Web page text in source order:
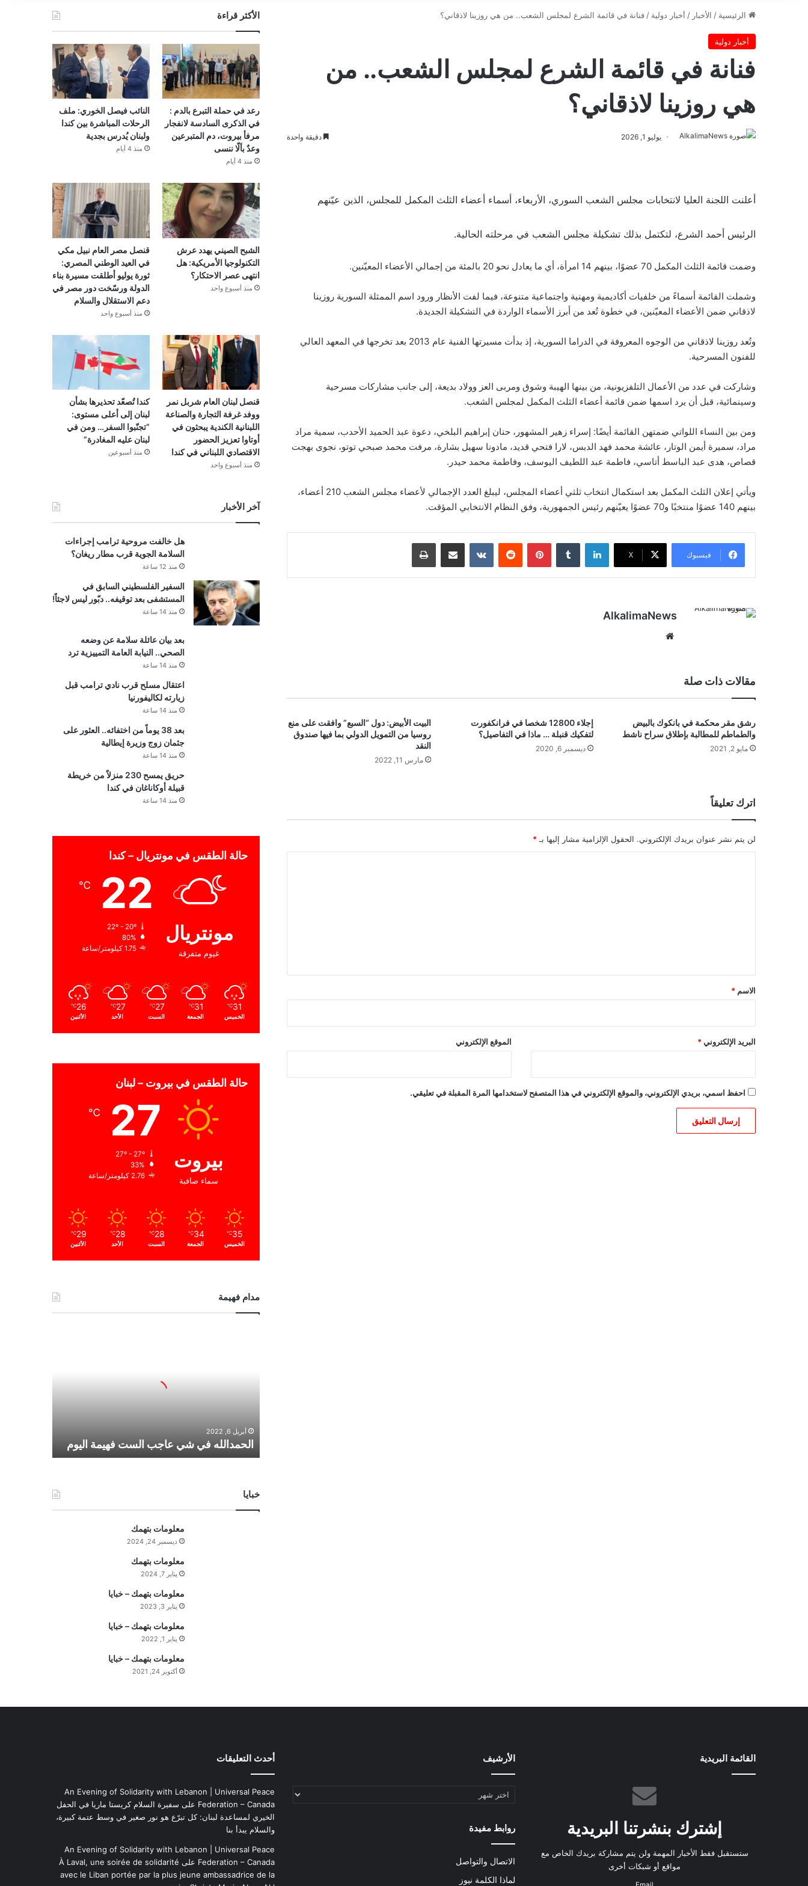
الرئيسية / الأخبار / أخبار دولية / فنانة في قائمة الشرع لمجلس الشعب.. من هي روزينا لاذقاني؟
أخبار دولية
فنانة في قائمة الشرع لمجلس الشعب.. من
هي روزينا لاذقاني؟
يوليو 1, 2026 دقيقة واحدة
أعلنت اللجنة العليا لانتخابات مجلس الشعب السوري، الأربعاء، أسماء أعضاء الثلث المكمل للمجلس، الذين عيّنهم
الرئيس أحمد الشرع، لتكتمل بذلك تشكيلة مجلس الشعب في مرحلته الحالية.
وضمت قائمة الثلث المكمل 70 عضوًا، بينهم 14 امرأة، أي ما يعادل نحو 20 بالمئة من إجمالي الأعضاء المعيّنين.
وشملت القائمة أسماءً من خلفيات أكاديمية ومهنية واجتماعية متنوعة، فيما لفت الأنظار ورود اسم الممثلة السورية روزينا
لاذقاني ضمن الأعضاء المعيّنين، في خطوة تُعد من أبرز الأسماء الواردة في التشكيلة الجديدة.
وتُعد روزينا لاذقاني من الوجوه المعروفة في الدراما السورية، إذ بدأت مسيرتها الفنية عام 2013 بعد تخرجها في المعهد العالي
للفنون المسرحية.
وشاركت في عدد من الأعمال التلفزيونية، من بينها الهيبة وشوق ومربى العز وولاد بديعة، إلى جانب مشاركات مسرحية
وسينمائية، قبل أن يرد اسمها ضمن قائمة أعضاء الثلث المكمل لمجلس الشعب.
ومن بين النساء اللواتي ضمتهن القائمة أيضًا: إسراء زهير المشهور، حنان إبراهيم البلخي، دعوة عبد الحميد الأحدب، سمية مراد
مراد، سميرة أيمن الوتار، عائشة محمد فهد الدبس، لارا فتحي قديد، مادونا سهيل بشارة، مرفت محمد صبحي توتو، نجوى بهجت
قصاص، هدى عبد الباسط أتاسي، فاطمة عبد اللطيف اليوسف، وفاطمة محمد حيدر.
ويأتي إعلان الثلث المكمل بعد استكمال انتخاب ثلثي أعضاء المجلس، ليبلغ العدد الإجمالي لأعضاء مجلس الشعب 210 أعضاء،
بينهم 140 عضوًا منتخبًا و70 عضوًا يعيّنهم رئيس الجمهورية، وفق النظام الانتخابي المؤقت.
فيسبوك ‫X
لينكدإن بينتيريست
AlkalimaNews
مقالات ذات صلة
رشق مقر محكمة في بانكوك بالبيض
والطماطم للمطالبة بإطلاق سراح ناشط
مايو 2, 2021
إجلاء 12800 شخصا في فرانكفورت
لتفكيك قنبلة … ماذا في التفاصيل؟
ديسمبر 6, 2020
البيت الأبيض: دول “السبع” وافقت على منع
روسيا من التمويل الدولي بما فيها صندوق
النقد
مارس 11, 2022
اترك تعليقاً
لن يتم نشر عنوان بريدك الإلكتروني. الحقول الإلزامية مشار إليها بـ *
*
الاسم *
البريد الإلكتروني * الموقع الإلكتروني
احفظ اسمي، بريدي الإلكتروني، والموقع الإلكتروني في هذا المتصفح لاستخدامها المرة المقبلة في تعليقي.
الأكثر قراءة
رعد في حملة التبرع بالدم :
في الذكرى السادسة لانفجار
مرفأ بيروت، دم المتبرعين
وعدٌ بألّا ننسى
منذ 4 أيام
النائب فيصل الخوري: ملف
الرحلات المباشرة بين كندا
ولبنان يُدرس بجدية
منذ 4 أيام
الشبح الصيني يهدد عرش
التكنولوجيا الأمريكية: هل
انتهى عصر الاحتكار؟
منذ أسبوع واحد
قنصل مصر العام نبيل مكي
في العيد الوطني المصري:
ثورة يوليو أطلقت مسيرة بناء
الدولة ورسّخت دور مصر في
دعم الاستقلال والسلام
منذ أسبوع واحد
قنصل لبنان العام شربل نمر
ووفد غرفة التجارة والصناعة
اللبنانية الكندية يبحثون في
أوتاوا تعزيز الحضور
الاقتصادي اللبناني في كندا
منذ أسبوع واحد
كندا تُصعّد تحذيرها بشأن
لبنان إلى أعلى مستوى:
“تجنّبوا السفر… ومن في
لبنان عليه المغادرة”
منذ أسبوعين
آخر الأخبار
هل خالفت مروحية ترامب إجراءات
السلامة الجوية قرب مطار ريغان؟
منذ 12 ساعة
السفير الفلسطيني السابق في
المستشفى بعد توقيفه.. دبّور ليس لاجئاً!
منذ 14 ساعة
بعد بيان عائلة سلامة عن وضعه
الصحي.. النيابة العامة التمييزية ترد
منذ 14 ساعة
اعتقال مسلح قرب نادي ترامب قبل
زيارته لكاليفورنيا
منذ 14 ساعة
بعد 38 يوماً من اختفائه.. العثور على
جثمان زوج وزيرة إيطالية
منذ 14 ساعة
حريق يمسح 230 منزلاً من خريطة
قبيلة أوكاناغان في كندا
منذ 14 ساعة
حالة الطقس في مونتريال – كندا
مونتريال
غيوم متفرقة
22
℃
22º - 20º
80%
1.75 كيلومتر/ساعة
31
℃
الخميس
31
℃
الجمعة
27
℃
السبت
27
℃
الأحد
26
℃
الأثنين
حالة الطقس في بيروت – لبنان
بيروت
سماء صافية
27
℃
33%
2.76 كيلومتر/ساعة
35
℃
الخميس
34
℃
الجمعة
28
℃
السبت
28
℃
الأحد
29
℃
الأثنين
مدام فهيمة
ي
ع
ا
أبريل 6, 2022
الحمدالله في شي عاجب الست فهيمة اليوم
خبايا
معلومات بتهمك
ديسمبر 24, 2024
معلومات بتهمك
يناير 7, 2024
معلومات بتهمك – خبايا
يناير 3, 2023
معلومات بتهمك – خبايا
يناير 1, 2022
معلومات بتهمك – خبايا
أكتوبر 24, 2021
القائمة البريدية
إشترك بنشرتنا البريدية
ستستقبل فقط الأخبار المهمة ولن يتم مشاركة بريدك الخاص مع
مواقع أو شبكات أخرى
الأرشيف
الأرشيف
روابط مفيدة
الاتصال والتواصل
لماذا الكلمة نيوز
أحدث التعليقات
An Evening of Solidarity with Lebanon | Universal Peace
Federation – Canada على سفيرة السلام كريستا ماريا في الحفل
الخيري لمساعدة لبنان: كل تبرّع هو نور صغير في وسط عتمة كبيرة،
والسلام يبدأ بنا
An Evening of Solidarity with Lebanon | Universal Peace
Federation – Canada على À Laval, une soirée de solidarité
avec le Liban portée par la plus jeune ambassadrice de la